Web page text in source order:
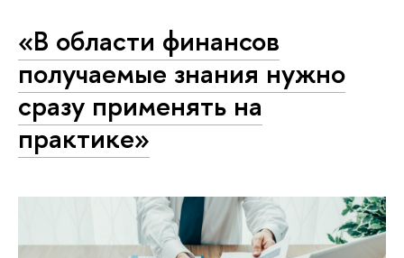
«В области финансов
получаемые знания нужно
сразу применять на
практике»